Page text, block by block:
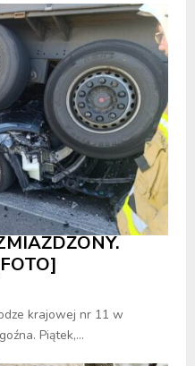
krajowej nr 11 w
Piątek,...